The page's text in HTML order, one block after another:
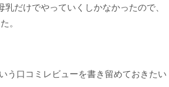
だけでやっていくしかなかったので、
。
う口コミレビューを書き留めておきたい